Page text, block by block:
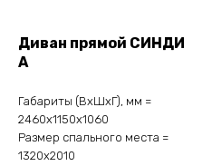
Диван прямой СИНДИ
А
Габариты (ВхШхГ), мм =
2460х1150х1060
Размер спального места =
1320х2010